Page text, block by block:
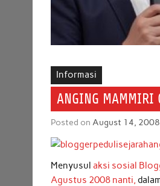
Informasi
ANGING MAMMIRI
Posted onAugust 14, 2008
Menyusulaksi sosial
Agustus 2008 nanti,